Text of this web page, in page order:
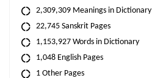
2,309,309 Meanings in Dictionary
22,745 Sanskrit Pages
1,153,927 Words in Dictionary
1,048 English Pages
1 Other Pages